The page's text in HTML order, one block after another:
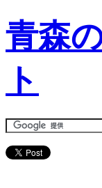
青森
ト